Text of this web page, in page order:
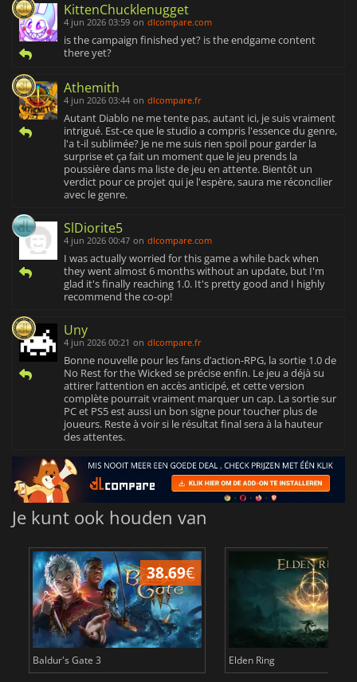
KittenChucklenugget
4 jun 2026 03:59 on dlcompare.com
is the campaign finished yet? is the endgame content
there yet?
Athemith
4 jun 2026 03:44 on dlcompare.fr
Autant Diablo ne me tente pas, autant ici, je suis vraiment
intrigué. Est-ce que le studio a compris l'essence du genre,
l'a t-il sublimée? Je ne me suis rien spoil pour garder la
surprise et ça fait un moment que le jeu prends la
poussière dans ma liste de jeu en attente. Bientôt un
verdict pour ce projet qui je l'espère, saura me réconcilier
avec le genre.
SlDiorite5
4 jun 2026 00:47 on dlcompare.com
I was actually worried for this game a while back when
they went almost 6 months without an update, but I'm
glad it's finally reaching 1.0. It's pretty good and I highly
recommend the co-op!
Uny
4 jun 2026 00:21 on dlcompare.fr
Bonne nouvelle pour les fans d’action-RPG, la sortie 1.0 de
No Rest for the Wicked se précise enfin. Le jeu a déjà su
attirer l’attention en accès anticipé, et cette version
complète pourrait vraiment marquer un cap. La sortie sur
PC et PS5 est aussi un bon signe pour toucher plus de
joueurs. Reste à voir si le résultat final sera à la hauteur
des attentes.
Je kunt ook houden van
38.69€
Baldur's Gate 3 Elden Ring